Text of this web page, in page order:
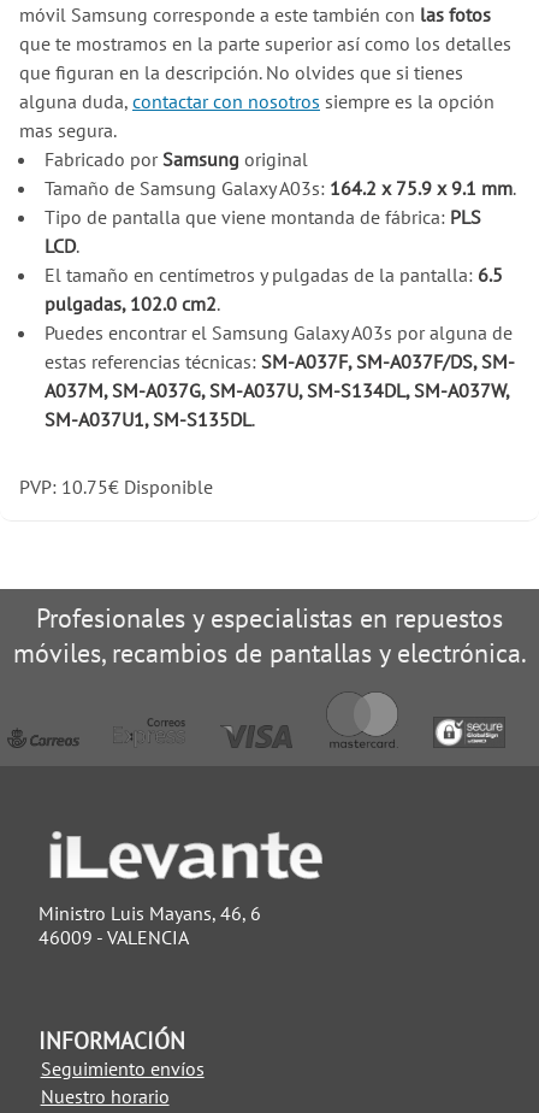
móvil Samsung corresponde a este también con las fotos
que te mostramos en la parte superior así como los detalles
que figuran en la descripción. No olvides que si tienes
alguna duda, contactar con nosotros siempre es la opción
mas segura.
Fabricado porSamsung original
Tamaño de Samsung Galaxy A03s: 164.2 x 75.9 x 9.1 mm.
Tipo de pantalla que viene montanda de fábrica: PLS
LCD.
El tamaño en centímetros y pulgadas de la pantalla: 6.5
pulgadas, 102.0 cm2.
Puedes encontrar el Samsung Galaxy A03s por alguna de
estas referencias técnicas: SM-A037F, SM-A037F/DS, SM-
A037M, SM-A037G, SM-A037U, SM-S134DL, SM-A037W,
SM-A037U1, SM-S135DL.
PVP: 10.75€ Disponible
Profesionales y especialistas en repuestos
móviles, recambios de pantallas y electrónica.
Ministro Luis Mayans, 46, 6
46009 - VALENCIA
INFORMACIÓN
Seguimiento envíos
Nuestro horario